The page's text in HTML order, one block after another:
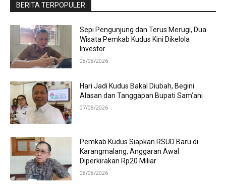
BERITA TERPOPULER
Sepi Pengunjung dan Terus Merugi, Dua
Wisata Pemkab Kudus Kini Dikelola
Investor
08/08/2026
Hari Jadi Kudus Bakal Diubah, Begini
Alasan dan Tanggapan Bupati Sam’ani
07/08/2026
Pemkab Kudus Siapkan RSUD Baru di
Karangmalang, Anggaran Awal
Diperkirakan Rp20 Miliar
08/08/2026